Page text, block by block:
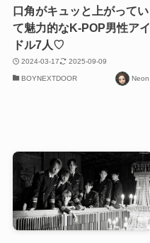
口角がキュッと上がってい
て魅力的なK-POP男性アイ
ドル7人♡
2024-03-17 2025-09-09
BOYNEXTDOOR Neon